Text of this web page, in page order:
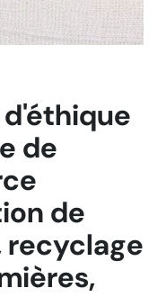
de
de
recyclage